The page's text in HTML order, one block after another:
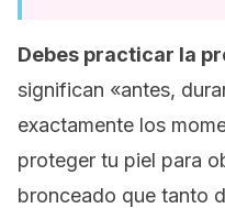
Debes practicar la
significan «antes,
exactamente los
proteger tu piel para
bronceado que tanto